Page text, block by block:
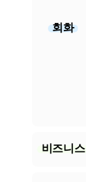
회화
비즈니스